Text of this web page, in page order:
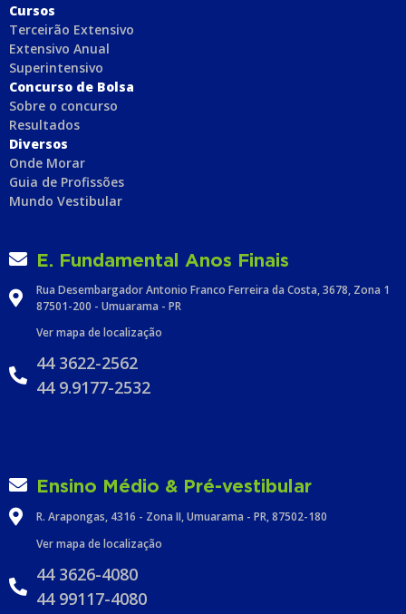
Cursos
Terceirão Extensivo
Extensivo Anual
Superintensivo
Concurso de Bolsa
Sobre o concurso
Resultados
Diversos
Onde Morar
Guia de Profissões
Mundo Vestibular
E. Fundamental Anos Finais
Rua Desembargador Antonio Franco Ferreira da Costa, 3678, Zona 1
87501-200 - Umuarama - PR
Ver mapa de localização
44 3622-2562
44 9.9177-2532
Ensino Médio & Pré-vestibular
R. Arapongas, 4316 - Zona II, Umuarama - PR, 87502-180
Ver mapa de localização
44 3626-4080
44 99117-4080